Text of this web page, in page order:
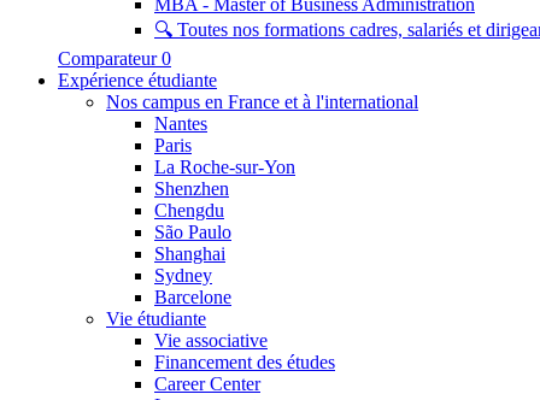
MBA - Master of Business Administration
🔍 Toutes nos formations cadres, salariés et
Comparateur 0
Expérience étudiante
Nos campus en France et à l'international
Nantes
Paris
La Roche-sur-Yon
Shenzhen
Chengdu
São Paulo
Shanghai
Sydney
Barcelone
Vie étudiante
Vie associative
Financement des études
Career Center